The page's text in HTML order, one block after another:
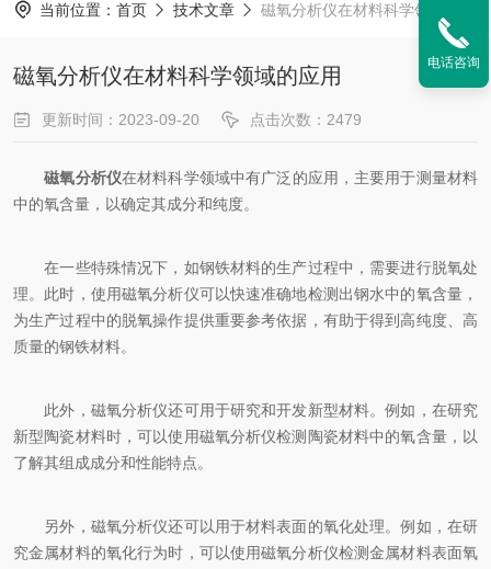
当前位置： 首页 技术文章 磁氧分析仪在材料科学领域的应用
磁氧分析仪在材料科学领域的应用
更新时间：2023-09-20 点击次数：2479
磁氧分析仪在材料科学领域中有广泛的应用，主要用于测量材料
中的氧含量，以确定其成分和纯度。
在一些特殊情况下，如钢铁材料的生产过程中，需要进行脱氧处
理。此时，使用磁氧分析仪可以快速准确地检测出钢水中的氧含量，
为生产过程中的脱氧操作提供重要参考依据，有助于得到高纯度、高
质量的钢铁材料。
此外，磁氧分析仪还可用于研究和开发新型材料。例如，在研究
新型陶瓷材料时，可以使用磁氧分析仪检测陶瓷材料中的氧含量，以
了解其组成成分和性能特点。
另外，磁氧分析仪还可以用于材料表面的氧化处理。例如，在研
究金属材料的氧化行为时，可以使用磁氧分析仪检测金属材料表面氧
电话咨询